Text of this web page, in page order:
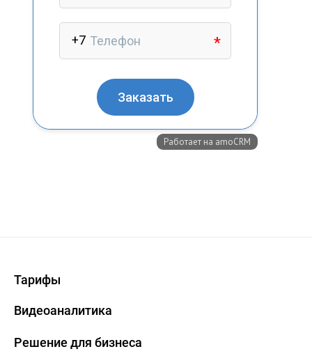
Тарифы
Видеоаналитика
Решение для бизнеса